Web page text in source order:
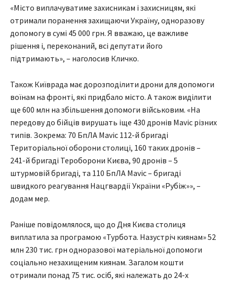
«Місто виплачуватиме захисникам і захисницям, які
отримали поранення захищаючи Україну, одноразову
допомогу в сумі 45 000 грн. Я вважаю, це важливе
рішення і, переконаний, всі депутати його
підтримають», – наголосив Кличко.
Також Київрада має дорозподілити дрони для допомоги
воїнам на фронті, які придбало місто. А також виділити
ще 600 млн на збільшення допомоги військовим. «На
передову до бійців вирушать іще 430 дронів Mavic різних
типів. Зокрема: 70 БпЛА Mavic 112-й бригаді
Територіальної оборони столиці, 160 таких дронів –
241-й бригаді Тероборони Києва, 90 дронів – 5
штурмовій бригаді, та 110 БпЛА Mavic – бригаді
швидкого реагування Нацгвардії України «Рубіж»», –
додам мер.
Раніше повідомлялося, що до Дня Києва столиця
виплатила за програмою «Турбота. Назустріч киянам» 52
млн 230 тис. грн одноразової матеріальної допомоги
соціально незахищеним киянам. Загалом кошти
отримали понад 75 тис. осіб, які належать до 24-х